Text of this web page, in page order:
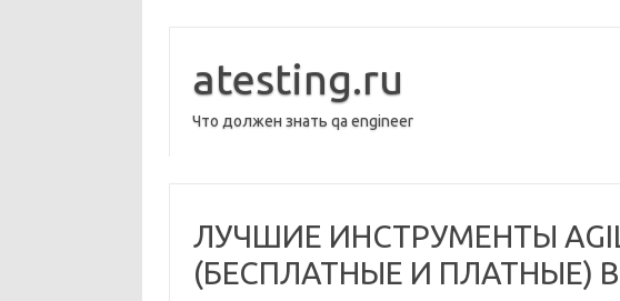
содержимому
atesting.ru
Что должен знать qa engineer
ЛУЧШИЕ ИНСТРУМЕНТЫ
(БЕСПЛАТНЫЕ И ПЛАТНЫЕ) В